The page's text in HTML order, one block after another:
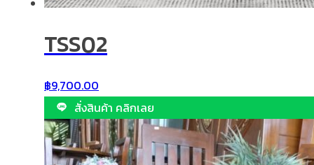
TSS02
฿9,700.00
สั่งสินค้า คลิกเลย